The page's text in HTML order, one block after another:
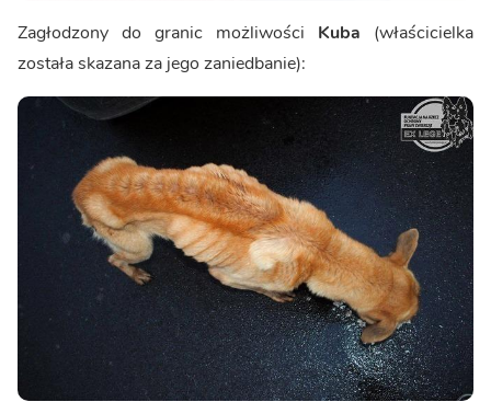
Zagłodzony do granic możliwości Kuba (właścicielka
została skazana za jego zaniedbanie):